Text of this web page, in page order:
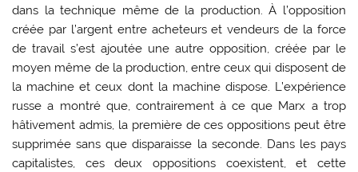
dans la technique même de la production. À l’opposition
créée par l’argent entre acheteurs et vendeurs de la force
de travail s’est ajoutée une autre opposition, créée par le
moyen même de la production, entre ceux qui disposent de
la machine et ceux dont la machine dispose. L’expérience
russe a montré que, contrairement à ce que Marx a trop
hâtivement admis, la première de ces oppositions peut être
supprimée sans que disparaisse la seconde. Dans les pays
capitalistes, ces deux oppositions coexistent, et cette